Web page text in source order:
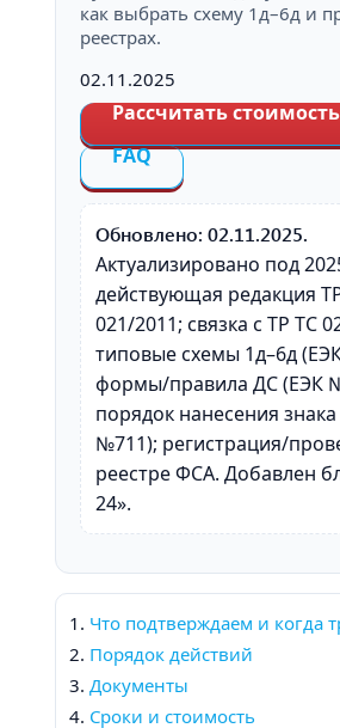
как выбрать схему 1д–6д и
реестрах.
02.11.2025
Рассчитать стоимость
FAQ
Обновлено: 02.11.2025.
Актуализировано под
действующая редакция
021/2011; связка с ТР ТС
типовые схемы 1д–6д
формы/правила ДС (ЕЭК
порядок нанесения знака
№711); регистрация/
реестре ФСА. Добавлен
24».
Что подтверждаем и когда
Порядок действий
Документы
Сроки и стоимость